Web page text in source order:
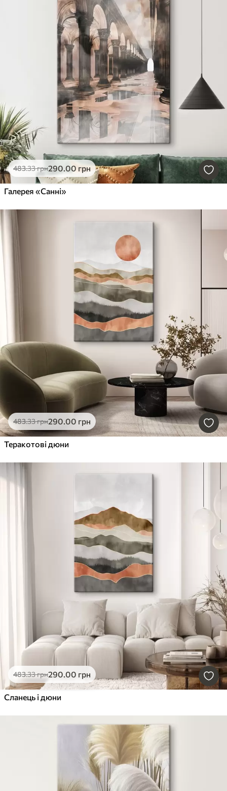
483.33грн290.00 грн
Галерея «Санні»
483.33грн290.00 грн
Теракотові дюни
483.33грн290.00 грн
Сланець і дюни